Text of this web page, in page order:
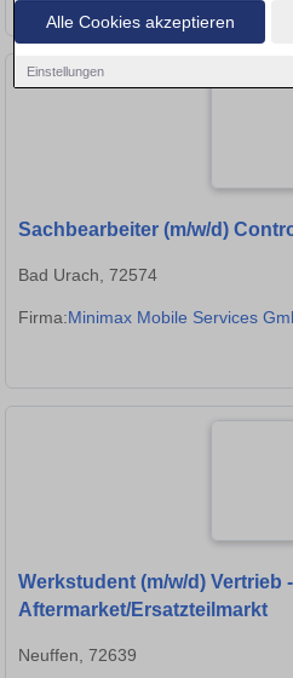
Alle Cookies akzeptieren
Einstellungen
Sachbearbeiter (m/w/d)
Bad Urach, 72574
Firma:Minimax Mobile Services
Werkstudent (m/w/d) Vertrieb -
Aftermarket/Ersatzteilmarkt
Neuffen, 72639